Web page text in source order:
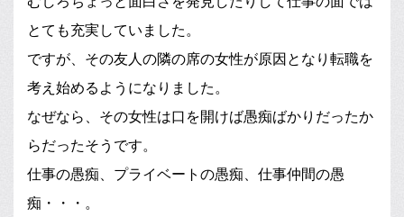
とても充実していました。
ですが、その友人の隣の席の女性が原因となり転職を
考え始めるようになりました。
なぜなら、その女性は口を開けば愚痴ばかりだったか
らだったそうです。
仕事の愚痴、プライベートの愚痴、仕事仲間の愚
痴・・・。